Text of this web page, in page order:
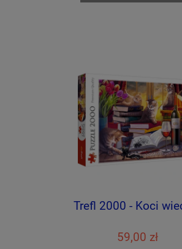
Trefl 2000 - Koci
59,00 zł